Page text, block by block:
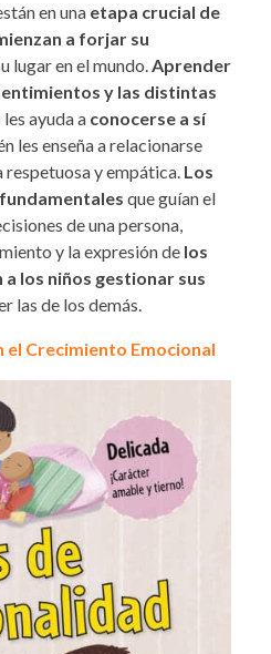
en una etapa crucial de
a forjar su
lugar en el mundo.Aprender
y las distintas
ayuda a conocerse a sí
les enseña a relacionarse
respetuosa y empática. Los
que guían el
de una persona,
y la expresión de los
los niños gestionar sus
las de los demás.
el Crecimiento Emocional